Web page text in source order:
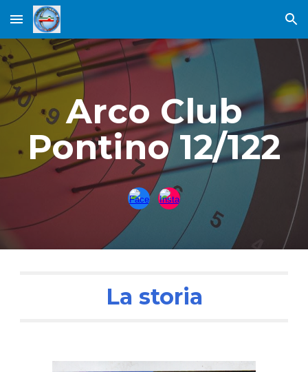
Skip to main content Skip to navigation
Arco Club
Pontino 12/122
La storia